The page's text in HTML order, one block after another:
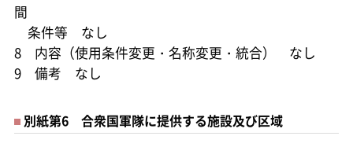
間
条件等 なし
8 内容（使用条件変更・名称変更・統合） なし
9 備考 なし
別紙第6 合衆国軍隊に提供する施設及び区域